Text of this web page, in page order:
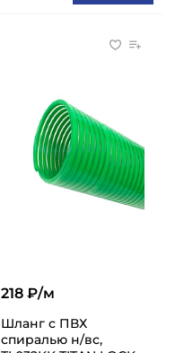
218 ₽/м
Шланг с ПВХ
спиралью н/вс,